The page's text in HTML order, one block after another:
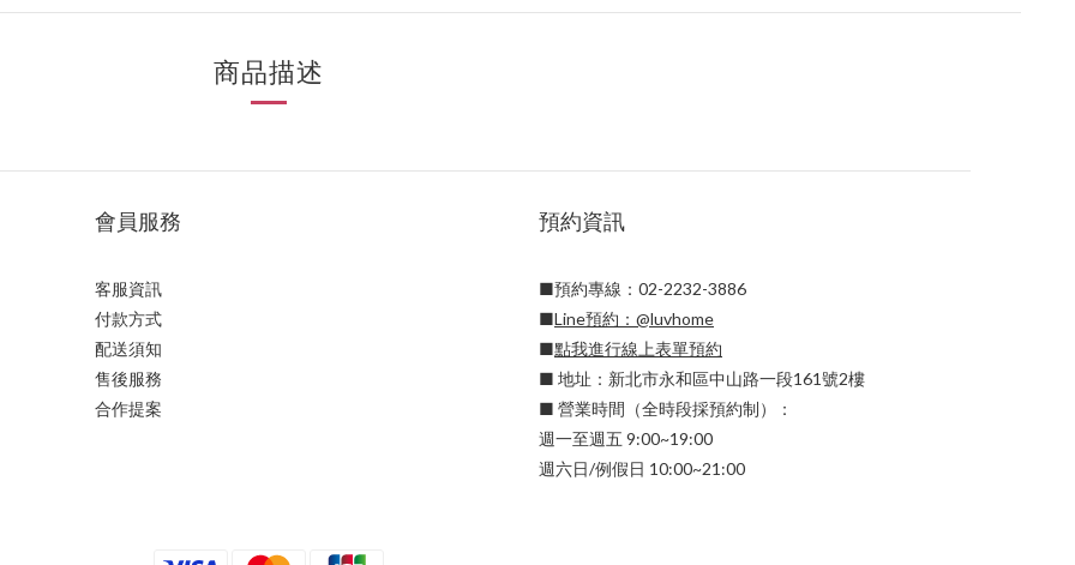
商品描述
會員服務
客服資訊
付款方式
配送須知
售後服務
合作提案
預約資訊
■預約專線：02-2232-3886
■Line預約： @luvhome
■點我進行線上表單預約
■ 地址：新北市永和區中山路一段161號2樓
■ 營業時間（全時段採預約制）：
週一至週五 9:00~19:00
週六日/例假日 10:00~21:00